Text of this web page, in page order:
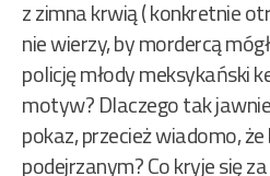
z zimna krwią ( konkretnie
nie wierzy, by mordercą
policję młody meksykański
motyw? Dlaczego tak
pokaz, przecież wiadomo,
podejrzanym? Co kryje się